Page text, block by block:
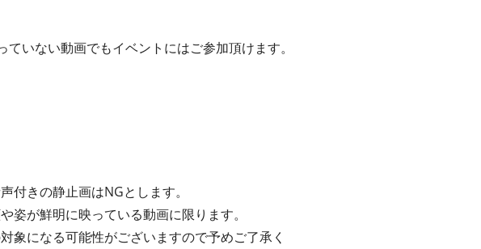
いない動画でもイベントにはご参加頂けます。
付きの静止画はNGとします。
が鮮明に映っている動画に限ります。
象になる可能性がございますので予めご了承く